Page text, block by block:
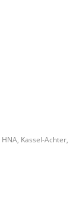
HNA, Kassel-Achter,